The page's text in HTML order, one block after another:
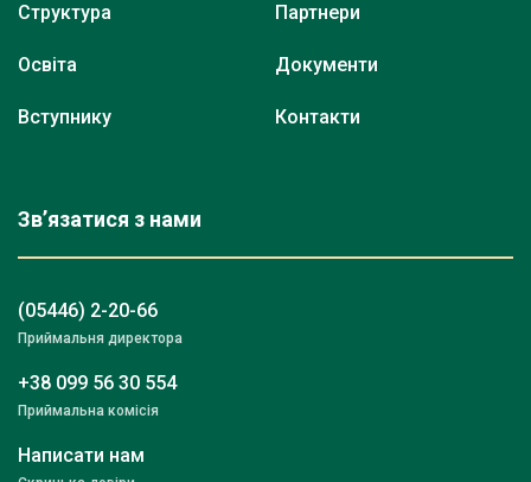
Структура
Освіта
Вступнику
Партнери
Документи
Контакти
Зв’язатися з нами
(05446) 2-20-66
Приймальня директора
+38 099 56 30 554
Приймальна комісія
Написати нам